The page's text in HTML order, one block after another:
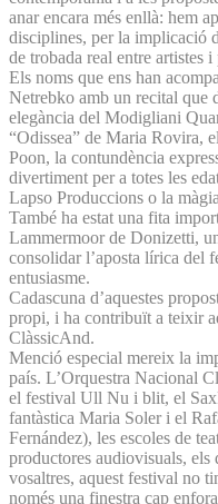
anar encara més enllà: hem
disciplines, per la implicació
de trobada real entre artistes
Els noms que ens han
Netrebko amb un recital que
elegància del Modigliani
“Odissea” de Maria Rovira,
Poon, la contundència
divertiment per a totes les
Lapso Produccions o la
També ha estat una fita
Lammermoor de Donizetti,
consolidar l’aposta lírica del
entusiasme.
Cadascuna d’aquestes
propi, i ha contribuït a teixir
ClàssicAnd.
Menció especial mereix la
país. L’Orquestra Nacional
el festival Ull Nu i blit, el
fantàstica Maria Soler i el
Fernández), les escoles de
productores audiovisuals,
vosaltres, aquest festival no
només una finestra cap